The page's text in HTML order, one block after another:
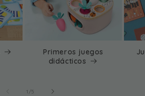
Primeros juegos
didácticos
1 /de5